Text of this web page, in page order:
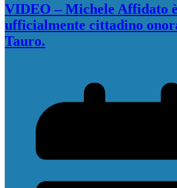
VIDEO – Michele Affidato è
ufficialmente cittadino
Tauro.